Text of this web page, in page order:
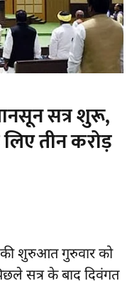
सत्र शुरू,
तीन करोड़
शुरुआत गुरुवार को
सत्र के बाद दिवंगत